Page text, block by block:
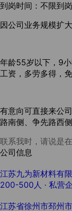
到岗时间：不限到岗
因公司业务规模扩
年龄55岁以下，9
工资，多劳多得，
有意向可直接来公
路南侧、争先路西侧
联系我时，请说是在
公司信息
江苏九为新材料有
200-500人 · 私营
江苏省徐州市邳州